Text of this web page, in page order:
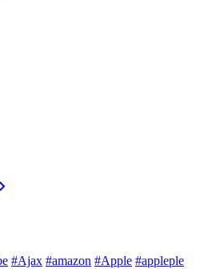
chevron_right
#Ajax #amazon #Apple #appleple